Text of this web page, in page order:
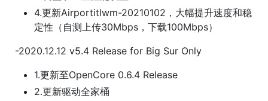
4.更新Airportitlwm-20210102，大幅提升速度和稳
定性（自测上传30Mbps，下载100Mbps）
-2020.12.12 v5.4 Release for Big Sur Only
1.更新至OpenCore 0.6.4 Release
2.更新驱动全家桶